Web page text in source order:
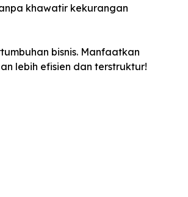
khawatir kekurangan
bisnis. Manfaatkan
lebih efisien dan terstruktur!